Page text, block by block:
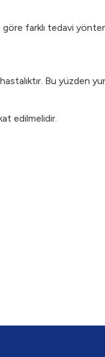
farklı tedavi
Bu yüzden
edilmelidir.